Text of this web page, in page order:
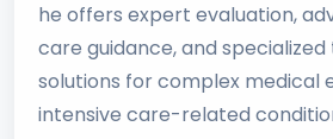
he offers expert evaluation,
care guidance, and
solutions for complex medical
intensive care-related